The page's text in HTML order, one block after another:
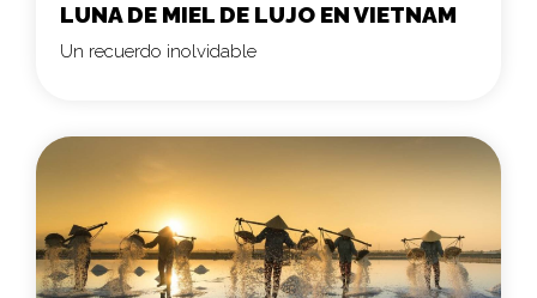
LUNA DE MIEL DE LUJO EN VIETNAM
Un recuerdo inolvidable